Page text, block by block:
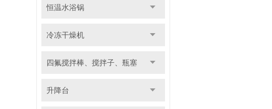
恒温水浴锅
冷冻干燥机
四氟搅拌棒、搅拌子、瓶塞
升降台